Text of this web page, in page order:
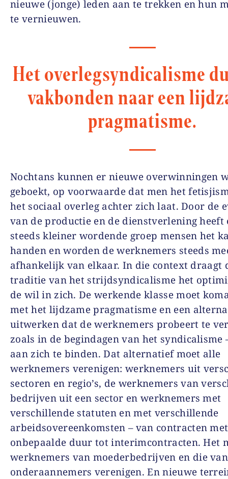
nieuwe (jonge) leden aan te trekken en hun
te vernieuwen.
Het overlegsyndicalisme
vakbonden naar een
pragmatisme.
Nochtans kunnen er nieuwe overwinningen
geboekt, op voorwaarde dat men het
het sociaal overleg achter zich laat. Door de
van de productie en de dienstverlening heeft
steeds kleiner wordende groep mensen het
handen en worden de werknemers steeds
afhankelijk van elkaar. In die context draagt
traditie van het strijdsyndicalisme het
de wil in zich. De werkende klasse moet
met het lijdzame pragmatisme en een
uitwerken dat de werknemers probeert te
zoals in de begindagen van het
aan zich te binden. Dat alternatief moet alle
werknemers verenigen: werknemers uit
sectoren en regio’s, de werknemers van
bedrijven uit een sector en werknemers met
verschillende statuten en met verschillende
arbeidsovereenkomsten – van contracten met
onbepaalde duur tot interimcontracten. Het
werknemers van moederbedrijven en die van
onderaannemers verenigen. En nieuwe